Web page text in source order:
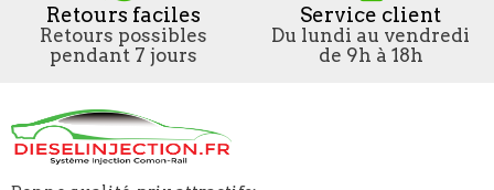
Retours faciles
Retours possibles
pendant 7 jours
Service client
Du lundi au vendredi
de 9h à 18h